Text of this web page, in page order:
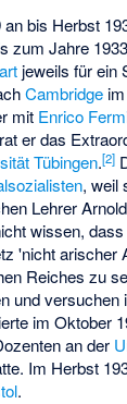
bis Herbst
zum Jahre
jeweils für ein
Cambridge
mit Enrico
er das
Tübingen.[2]
, weil
Lehrer
wissen,
'nicht arischer
Reiches zu
und
im Oktober
an der
Im Herbst
.